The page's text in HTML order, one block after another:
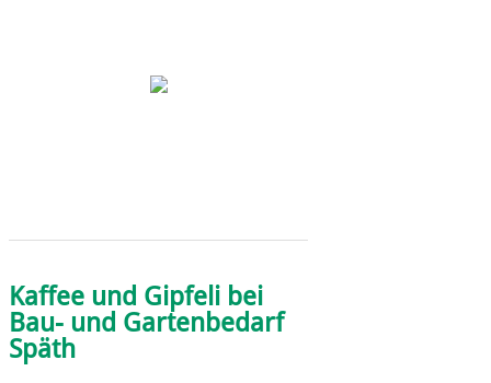
Kaffee und Gipfeli bei
Bau- und Gartenbedarf
Späth